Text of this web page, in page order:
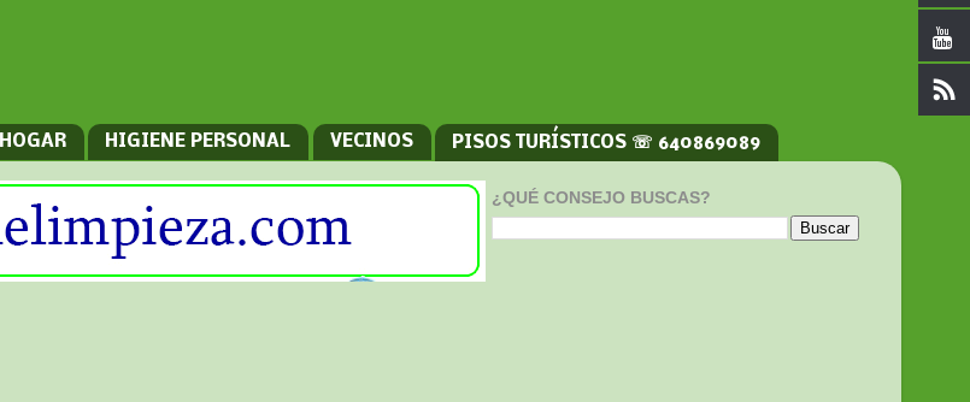
HOGAR HIGIENE PERSONAL VECINOS PISOS TURÍSTICOS ☏ 640869089
¿QUÉ CONSEJO BUSCAS?